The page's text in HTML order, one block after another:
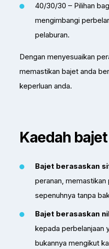
40/30/30 – Pilihan
mengimbangi
pelaburan.
Dengan menyesuaikan
memastikan bajet anda
keperluan anda.
Kaedah
Bajet berasaskan
peranan, memastikan
sepenuhnya tanpa
Bajet berasaskan
kepada perbelanjaan
bukannya mengikut